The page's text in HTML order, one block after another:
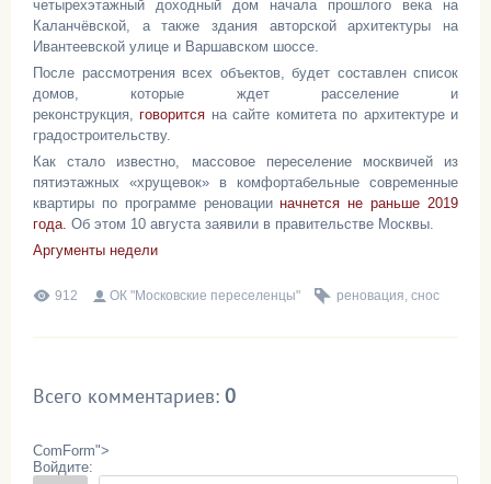
четырехэтажный доходный дом начала прошлого века на
Каланчёвской, а также здания авторской архитектуры на
Ивантеевской улице и Варшавском шоссе.
После рассмотрения всех объектов, будет составлен список
домов, которые ждет расселение и
реконструкция, говорится на сайте комитета по архитектуре и
градостроительству.
Как стало известно, массовое переселение москвичей из
пятиэтажных «хрущевок» в комфортабельные современные
квартиры по программе реновацииначнется не раньше 2019
года. Об этом 10 августа заявили в правительстве Москвы.
Аргументы недели
912 ОК "Московские переселенцы" реновация, снос
Всего комментариев: 0
ComForm">
Войдите: